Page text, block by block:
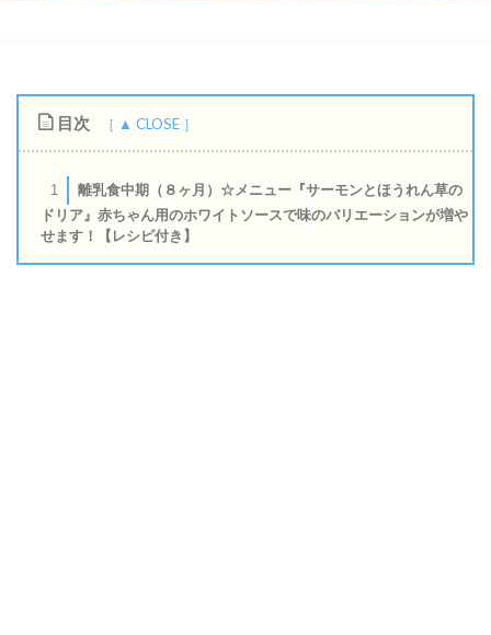
目次
1
離乳食中期（８ヶ月）☆メニュー『サーモンとほうれん草の
ドリア』赤ちゃん用のホワイトソースで味のバリエーションが増や
せます！【レシピ付き】